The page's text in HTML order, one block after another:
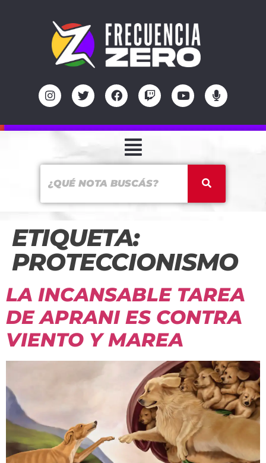
ETIQUETA:
PROTECCIONISMO
LA INCANSABLE TAREA
DE APRANI ES CONTRA
VIENTO Y MAREA